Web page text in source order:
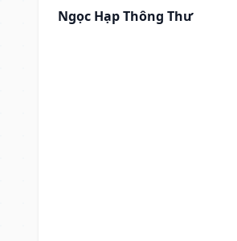
Ngọc Hạp Thông Thư